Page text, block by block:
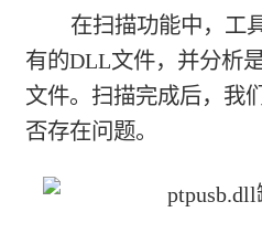
在扫描功能中，工
有的DLL文件，并分析
文件。扫描完成后，我
否存在问题。